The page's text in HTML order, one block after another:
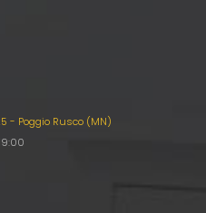
- Poggio Rusco (MN)